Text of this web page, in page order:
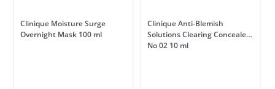
Clinique Moisture Surge
Overnight Mask 100 ml
Clinique Anti-Blemish
Solutions Clearing Concealer
No 02 10 ml